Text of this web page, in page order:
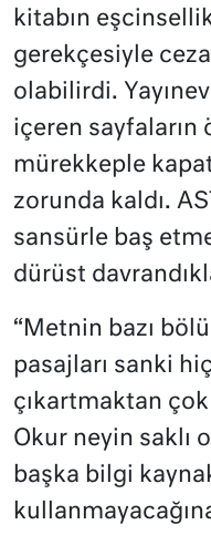
kitabın
gerekçesiyle
olabilirdi.
içeren sayfaların
mürekkeple
zorunda kaldı.
sansürle baş
dürüst
“Metnin bazı
pasajları sanki
çıkartmaktan
Okur neyin saklı
başka bilgi